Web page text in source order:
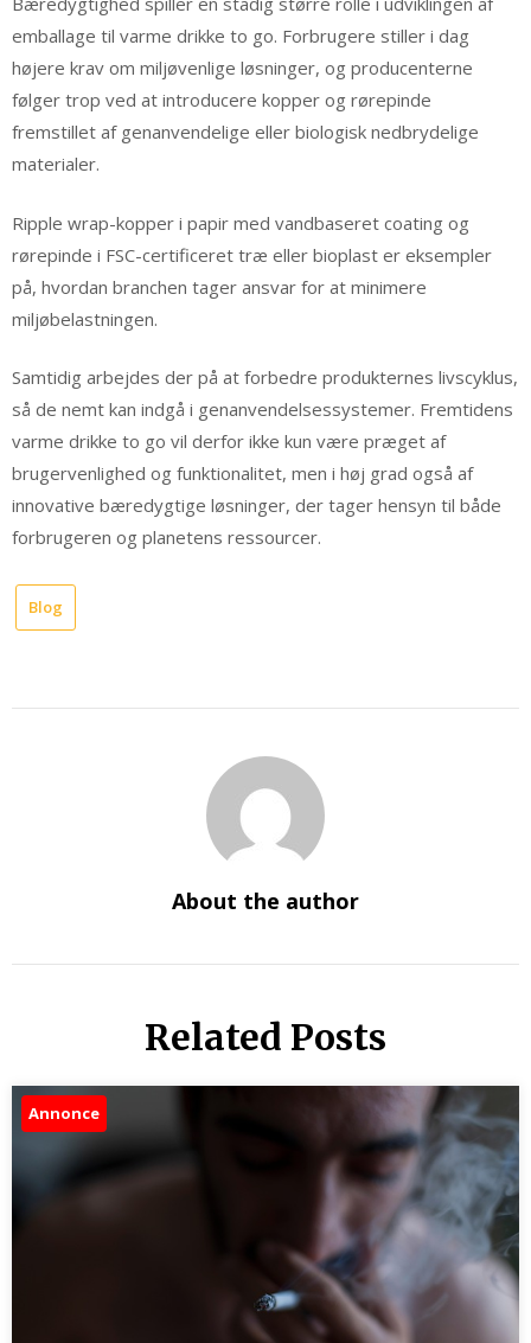
emballage til varme drikke to go. Forbrugere stiller i dag
højere krav om miljøvenlige løsninger, og producenterne
følger trop ved at introducere kopper og rørepinde
fremstillet af genanvendelige eller biologisk nedbrydelige
materialer.
Ripple wrap-kopper i papir med vandbaseret coating og
rørepinde i FSC-certificeret træ eller bioplast er eksempler
på, hvordan branchen tager ansvar for at minimere
miljøbelastningen.
Samtidig arbejdes der på at forbedre produkternes livscyklus,
så de nemt kan indgå i genanvendelsessystemer. Fremtidens
varme drikke to go vil derfor ikke kun være præget af
brugervenlighed og funktionalitet, men i høj grad også af
innovative bæredygtige løsninger, der tager hensyn til både
forbrugeren og planetens ressourcer.
Blog
About the author
Related Posts
Annonce